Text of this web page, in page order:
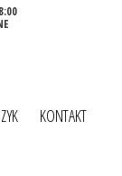
KONTAKT